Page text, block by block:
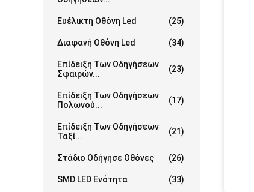
Ευέλικτη Οθόνη Led (25)
Διαφανή Οθόνη Led (34)
Επίδειξη Των Οδηγήσεων
Σφαιρών...
(23)
Επίδειξη Των Οδηγήσεων
Πολωνού...
(17)
Επίδειξη Των Οδηγήσεων
Ταξί...
(21)
Στάδιο Οδήγησε Οθόνες (26)
SMD LED Ενότητα (33)